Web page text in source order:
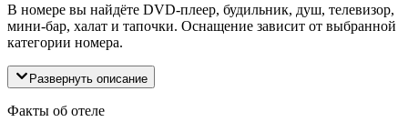
В номере вы найдёте DVD-плеер, будильник, душ, телевизор,
мини-бар, халат и тапочки. Оснащение зависит от выбранной
категории номера.
Развернуть описание
Факты об отеле